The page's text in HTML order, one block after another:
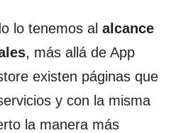
lo tenemos al alcance
, más allá de App
existen páginas que
y con la misma
la manera más